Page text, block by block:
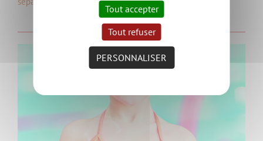
Tout accepter
Tout refuser
PERSONNALISER